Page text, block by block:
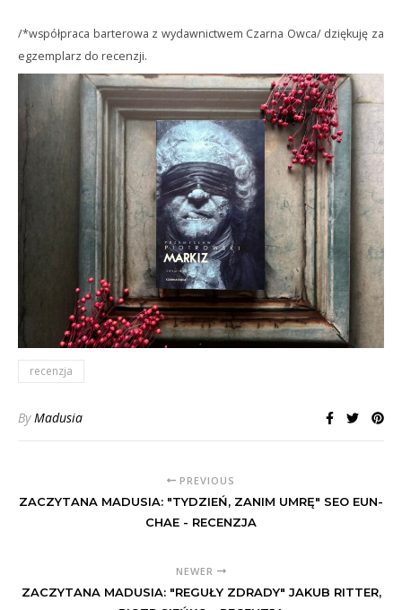
/*współpraca barterowa z wydawnictwem Czarna Owca/ dziękuję za
egzemplarz do recenzji.
recenzja
ByMadusia
PREVIOUS
ZACZYTANA MADUSIA: "TYDZIEŃ, ZANIM UMRĘ" SEO EUN-
CHAE - RECENZJA
NEWER
ZACZYTANA MADUSIA: "REGUŁY ZDRADY" JAKUB RITTER,